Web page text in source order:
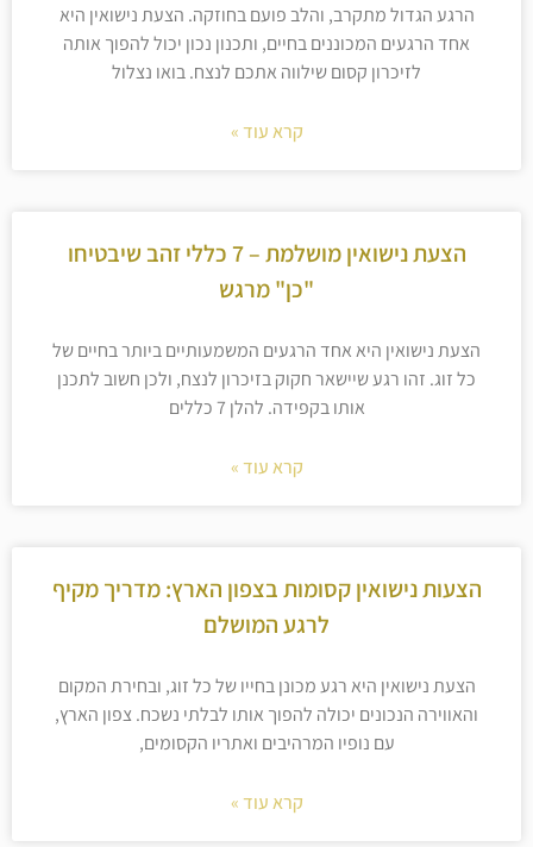
הרגע הגדול מתקרב, והלב פועם בחוזקה. הצעת נישואין היא
אחד הרגעים המכוננים בחיים, ותכנון נכון יכול להפוך אותה
לזיכרון קסום שילווה אתכם לנצח. בואו נצלול
קרא עוד »
הצעת נישואין מושלמת – 7 כללי זהב שיבטיחו
"כן" מרגש
הצעת נישואין היא אחד הרגעים המשמעותיים ביותר בחיים של
כל זוג. זהו רגע שיישאר חקוק בזיכרון לנצח, ולכן חשוב לתכנן
אותו בקפידה. להלן 7 כללים
קרא עוד »
הצעות נישואין קסומות בצפון הארץ: מדריך מקיף
לרגע המושלם
הצעת נישואין היא רגע מכונן בחייו של כל זוג, ובחירת המקום
והאווירה הנכונים יכולה להפוך אותו לבלתי נשכח. צפון הארץ,
עם נופיו המרהיבים ואתריו הקסומים,
קרא עוד »